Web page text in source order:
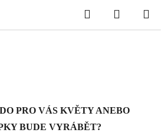
Hledat
KOŠÍK
PRO VÁS KVĚTY ANEBO
BUDE VYRÁBĚT?